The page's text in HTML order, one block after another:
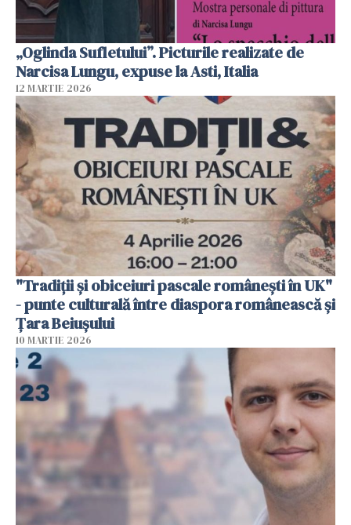
„Oglinda Sufletului”. Picturile realizate de
Narcisa Lungu, expuse la Asti, Italia
12 MARTIE 2026
"Tradiții și obiceiuri pascale românești în UK"
- punte culturală între diaspora românească și
Țara Beiușului
10 MARTIE 2026